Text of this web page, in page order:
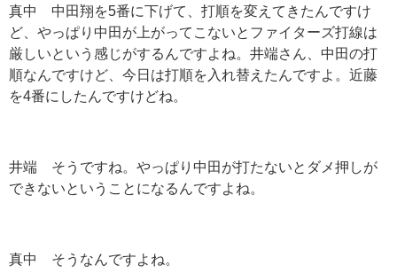
真中 中田翔を5番に下げて、打順を変えてきたんですけ
ど、やっぱり中田が上がってこないとファイターズ打線は
厳しいという感じがするんですよね。井端さん、中田の打
順なんですけど、今日は打順を入れ替えたんですよ。近藤
を4番にしたんですけどね。
井端 そうですね。やっぱり中田が打たないとダメ押しが
できないということになるんですよね。
真中 そうなんですよね。